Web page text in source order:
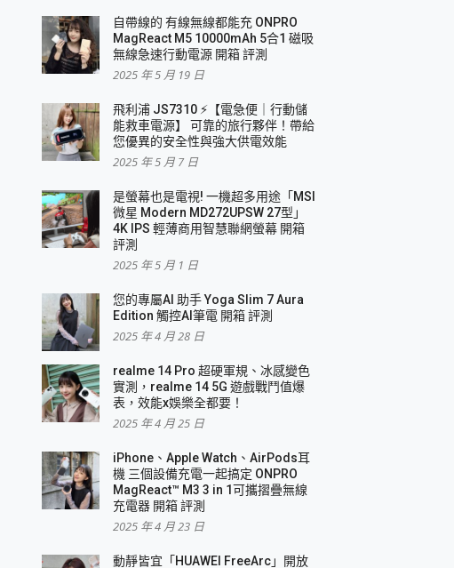
自帶線的 有線無線都能充 ONPRO
MagReact M5 10000mAh 5合1 磁吸
無線急速行動電源 開箱 評測
2025 年 5 月 19 日
飛利浦 JS7310 ⚡【電急便｜行動儲
能救車電源】 可靠的旅行夥伴！帶給
您優異的安全性與強大供電效能
2025 年 5 月 7 日
是螢幕也是電視! 一機超多用途「MSI
微星 Modern MD272UPSW 27型」
4K IPS 輕薄商用智慧聯網螢幕 開箱
評測
2025 年 5 月 1 日
您的專屬AI 助手 Yoga Slim 7 Aura
Edition 觸控AI筆電 開箱 評測
2025 年 4 月 28 日
realme 14 Pro 超硬軍規、冰感變色
實測，realme 14 5G 遊戲戰鬥值爆
表，效能x娛樂全都要！
2025 年 4 月 25 日
iPhone、Apple Watch、AirPods耳
機 三個設備充電一起搞定 ONPRO
MagReact™ M3 3 in 1可攜摺疊無線
充電器 開箱 評測
2025 年 4 月 23 日
動靜皆宜「HUAWEI FreeArc」開放